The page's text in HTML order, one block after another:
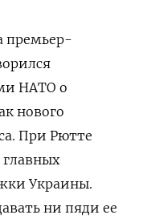
премьер-
НАТО о
нового
При Рютте
Украины.
ни пяди ее